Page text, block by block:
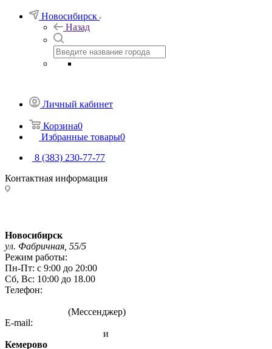
Новосибирск
Назад
Личный кабинет
Корзина0
Избранные товары0
8 (383) 230-77-77
Контактная информация
Новосибирск
ул. Фабричная, 55/5
Режим работы:
Пн-Пт: с 9:00 до 20:00
Сб, Вс: 10:00 до 18.00
Телефон:
(Мессенджер)
E-mail:
и
Кемерово